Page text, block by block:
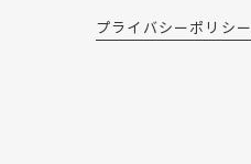
プライバシーポリシー